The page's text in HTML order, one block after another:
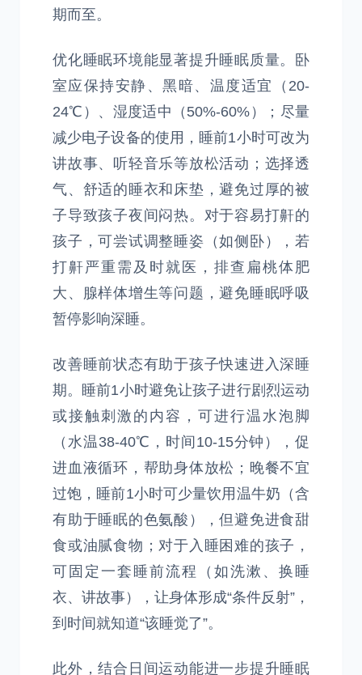
期而至。
优化睡眠环境能显著提升睡眠质量。卧
室应保持安静、黑暗、温度适宜（20-
24℃）、湿度适中（50%-60%）；尽量
减少电子设备的使用，睡前1小时可改为
讲故事、听轻音乐等放松活动；选择透
气、舒适的睡衣和床垫，避免过厚的被
子导致孩子夜间闷热。对于容易打鼾的
孩子，可尝试调整睡姿（如侧卧），若
打鼾严重需及时就医，排查扁桃体肥
大、腺样体增生等问题，避免睡眠呼吸
暂停影响深睡。
改善睡前状态有助于孩子快速进入深睡
期。睡前1小时避免让孩子进行剧烈运动
或接触刺激的内容，可进行温水泡脚
（水温38-40℃，时间10-15分钟），促
进血液循环，帮助身体放松；晚餐不宜
过饱，睡前1小时可少量饮用温牛奶（含
有助于睡眠的色氨酸），但避免进食甜
食或油腻食物；对于入睡困难的孩子，
可固定一套睡前流程（如洗漱、换睡
衣、讲故事），让身体形成“条件反射”，
到时间就知道“该睡觉了”。
此外，结合日间运动能进一步提升睡眠